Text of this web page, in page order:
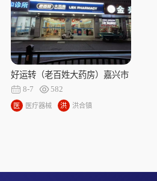
好运转（老百姓大药房）嘉兴市
秀州区洪合镇洪运路商业一条街
药店整体转让
8-7 582
医
医疗器械
洪
洪合镇